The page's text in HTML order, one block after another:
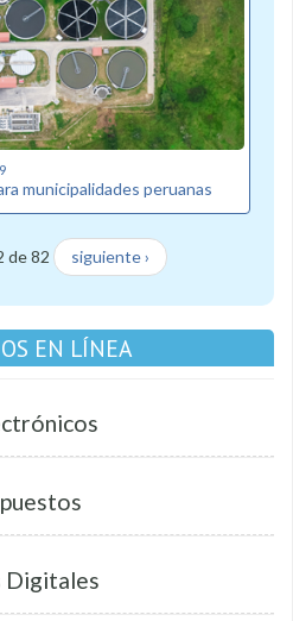
municipalidades peruanas
de 82 siguiente ›
EN LÍNEA
Digitales